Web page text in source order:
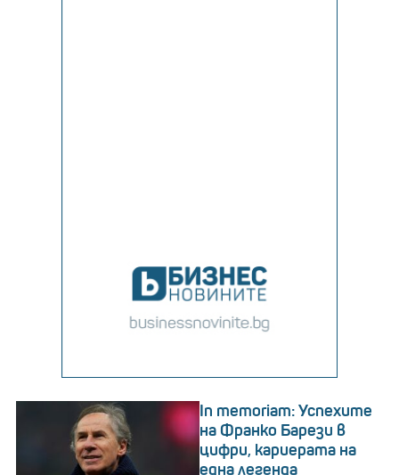
In memoriam: Успехите
на Франко Барези в
цифри, кариерата на
една легенда